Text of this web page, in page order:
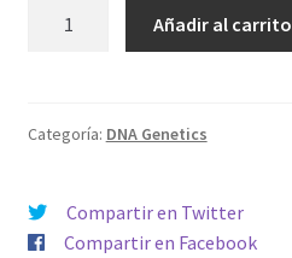
Añadir al carrito
Categoría: DNA Genetics
Compartir en Twitter
Compartir en Facebook